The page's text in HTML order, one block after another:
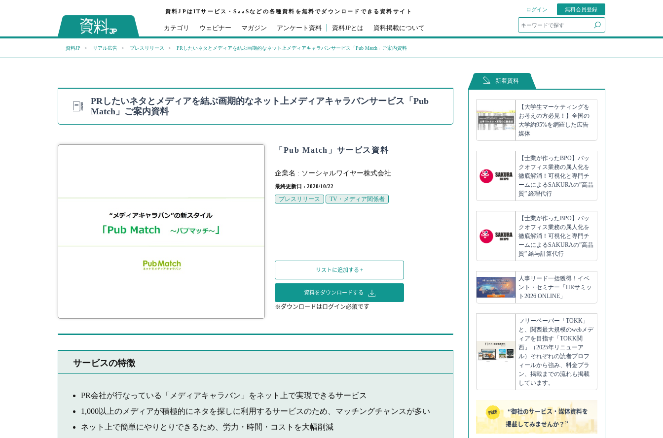
資料JPはITサービス・SaaSなどの各種資料を無料でダウンロードできる資料サイト
カテゴリ ウェビナー マガジン アンケート資料 資料JPとは 資料掲載について
ログイン
無料会員登録
資料JP リアル広告 プレスリリース PRしたいネタとメディアを結ぶ画期的なネット上メディアキャラバンサービス「Pub Match」ご案内資料
PRしたいネタとメディアを結ぶ画期的なネット上メディアキャラバンサービス「Pub
Match」ご案内資料
「Pub Match」サービス資料
企業名 : ソーシャルワイヤー株式会社
最終更新日 : 2020/10/22
プレスリリース TV・メディア関係者
リストに追加する +
資料をダウンロードする
※ダウンロードはログイン必須です
サービスの特徴
PR会社が行なっている「メディアキャラバン」をネット上で実現できるサービス
1,000以上のメディアが積極的にネタを探しに利用するサービスのため、マッチングチャンスが多い
ネット上で簡単にやりとりできるため、労力・時間・コストを大幅削減
新着資料
【大学生マーケティングを
お考えの方必見！】全国の
大学約95%を網羅した広告
媒体
【士業が作ったBPO】バッ
クオフィス業務の属人化を
徹底解消！可視化と専門チ
ームによるSAKURAの”高品
質” 経理代行
【士業が作ったBPO】バッ
クオフィス業務の属人化を
徹底解消！可視化と専門チ
ームによるSAKURAの”高品
質” 給与計算代行
人事リード一括獲得！イベ
ント・セミナー「HRサミッ
ト2026 ONLINE」
フリーペーパー「TOKK」
と、関西最大規模のwebメデ
ィアを目指す「TOKK関
西」（2025年リニューア
ル）それぞれの読者プロフ
ィールから強み、料金プラ
ン、掲載までの流れも掲載
しています。
“御社のサービス・媒体資料を
掲載してみませんか？”